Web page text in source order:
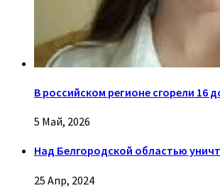
В российском регионе сгорели 16
5 Май, 2026
Над Белгородской областью
25 Апр, 2024